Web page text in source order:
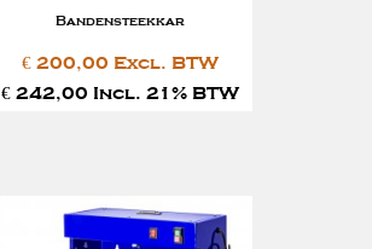
Bandensteekkar
€ 200,00 Excl. BTW
€ 242,00 Incl. 21% BTW